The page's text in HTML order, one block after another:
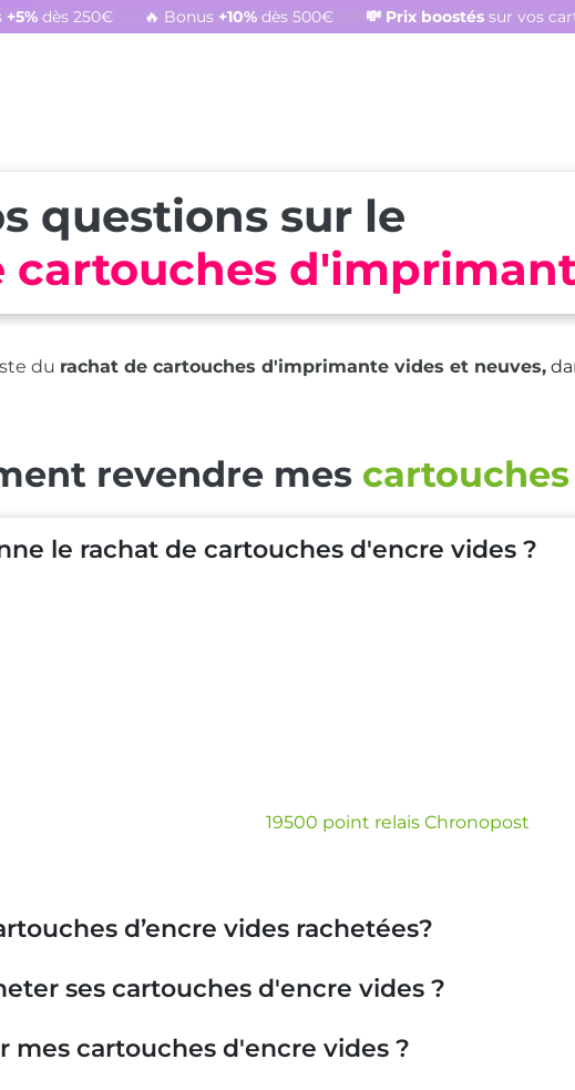
+5%dès 250€ 🔥 Bonus +10% dès 500€ 💸 Prix boostés sur vos
questions sur le
cartouches
du rachat de cartouches d'imprimante vides et neuves,
revendre mescartouches
le rachat de cartouches d'encre vides ?
19500 point relais Chronopost
d’encre vides rachetées?
ses cartouches d'encre vides ?
mes cartouches d'encre vides ?